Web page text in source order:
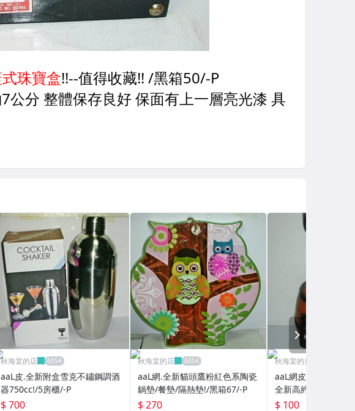
秋海棠的店
aaL皮.全新附盒雪克不鏽鋼調酒
器750cc!/5房櫃/-P
$ 700
秋海棠的店
aaL網.全新貓頭鷹粉紅色系陶瓷
鍋墊/餐墊/隔熱墊!/黑箱67/-P
$ 270
秋海棠的店
aaL網皮.(企業寶寶
全新高約11公分航
仔/存錢筒/撲滿!--值
$ 100